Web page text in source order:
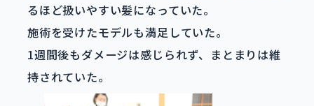
るほど扱いやすい髪になっていた。
施術を受けたモデルも満足していた。
1週間後もダメージは感じられず、まとまりは維
持されていた。